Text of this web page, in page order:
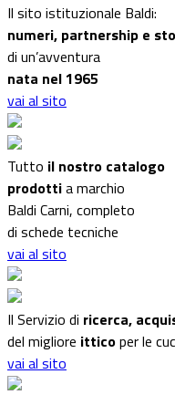
Il sito istituzionale Baldi:
numeri, partnership e
di un’avventura
nata nel 1965
vai al sito
Tutto il nostro catalogo
prodottia marchio
Baldi Carni, completo
di schede tecniche
vai al sito
Il Servizio di ricerca,
del migliore itticoper le
vai al sito